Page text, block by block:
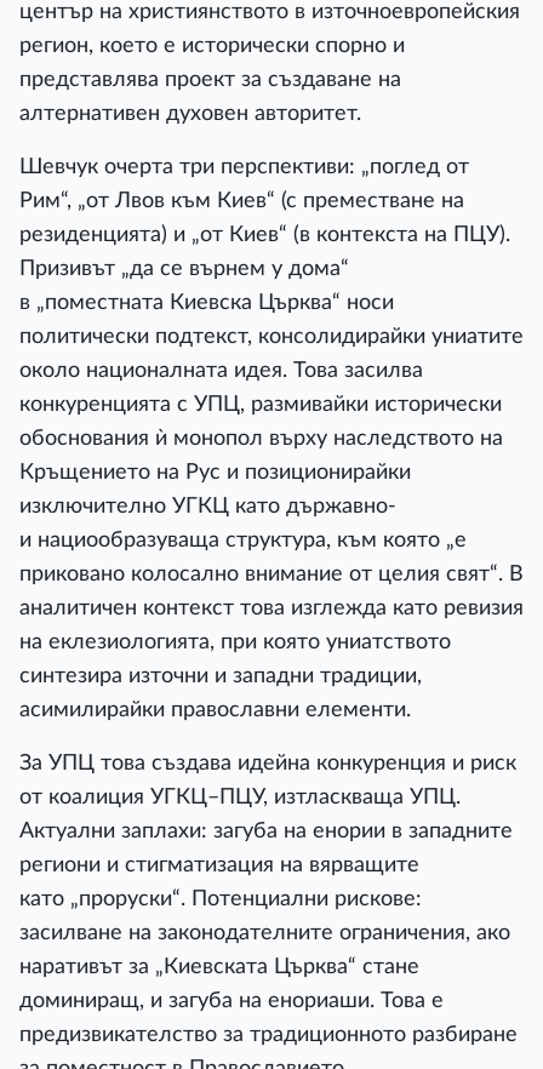
център на християнството в източноевропейския
регион, което е исторически спорно и
представлява проект за създаване на
алтернативен духовен авторитет.
Шевчук очерта три перспективи: „поглед от
Рим“, „от Лвов към Киев“ (с преместване на
резиденцията) и „от Киев“ (в контекста на ПЦУ).
Призивът „да се върнем у дома“
в „поместната Киевска Църква“ носи
политически подтекст, консолидирайки униатите
около националната идея. Това засилва
конкуренцията с УПЦ, размивайки исторически
обоснования ѝ монопол върху наследството на
Кръщението на Рус и позиционирайки
изключително УГКЦ като държавно-
и нациообразуваща структура, към която „е
приковано колосално внимание от целия свят“. В
аналитичен контекст това изглежда като ревизия
на еклезиологията, при която униатството
синтезира източни и западни традиции,
асимилирайки православни елементи.
За УПЦ това създава идейна конкуренция и риск
от коалиция УГКЦ–ПЦУ, изтласкваща УПЦ.
Актуални заплахи: загуба на енории в западните
региони и стигматизация на вярващите
като „проруски“. Потенциални рискове:
засилване на законодателните ограничения, ако
наративът за „Киевската Църква“ стане
доминиращ, и загуба на енориаши. Това е
предизвикателство за традиционното разбиране